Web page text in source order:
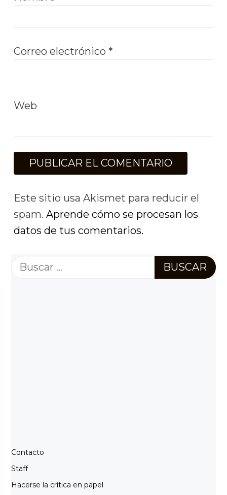
Correo electrónico *
Web
Este sitio usa Akismet para reducir el
spam. Aprende cómo se procesan los
datos de tus comentarios.
Buscar:
Contacto
Staff
Hacerse la crítica en papel